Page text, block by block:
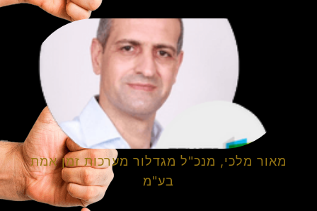
מאור מלכי, מנכ"ל מגדלור מערכות זמן אמת
בע"מ